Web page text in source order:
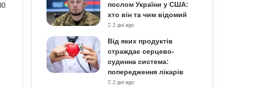
послом України у США:
хто він та чим відомий
2 дні ago
Від яких продуктів
страждає серцево-
судинна система:
попередження лікарів
2 дні ago